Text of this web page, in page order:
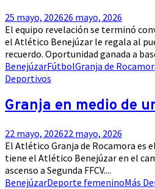
25 mayo, 202626 mayo, 2026
El equipo revelación se terminó
el Atlético Benejúzar le regala al
recuerdo. Oportunidad ganada a
BenejúzarFútbolGranja de
Deportivos
Granja en medio de
22 mayo, 202622 mayo, 2026
El Atlético Granja de Rocamora es
tiene el Atlético Benejúzar en el
ascenso a Segunda FFCV....
BenejúzarDeporte femeninoMás